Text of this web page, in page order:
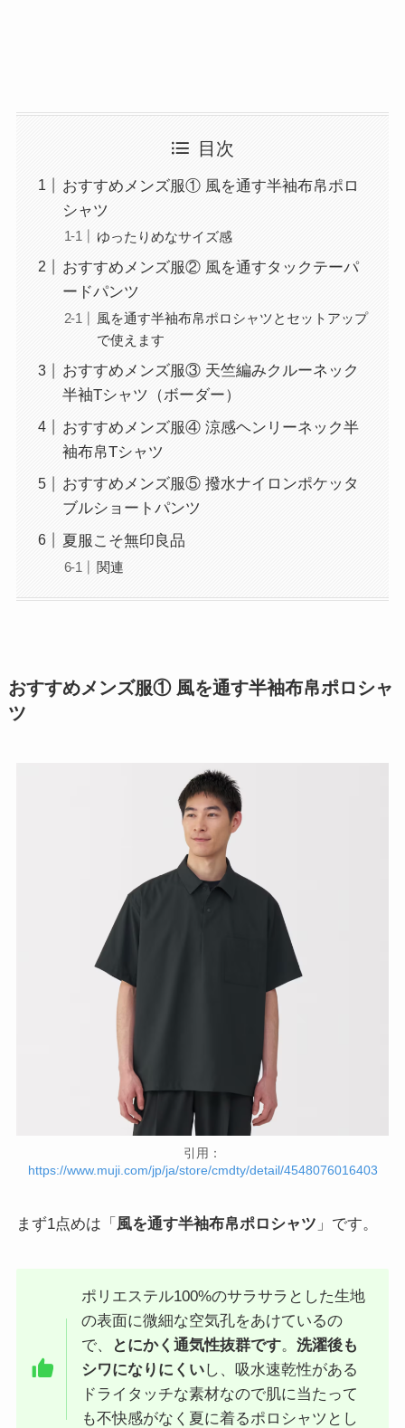
目次
おすすめメンズ服① 風を通す半袖布帛ポロ
シャツ
ゆったりめなサイズ感
おすすめメンズ服② 風を通すタックテーパ
ードパンツ
風を通す半袖布帛ポロシャツとセットアップ
で使えます
おすすめメンズ服③ 天竺編みクルーネック
半袖Tシャツ（ボーダー）
おすすめメンズ服④ 涼感ヘンリーネック半
袖布帛Tシャツ
おすすめメンズ服⑤ 撥水ナイロンポケッタ
ブルショートパンツ
夏服こそ無印良品
関連
おすすめメンズ服① 風を通す半袖布帛ポロシャ
ツ
引用：
https://www.muji.com/jp/ja/store/cmdty/detail/4548076016403
まず1点めは「 風を通す半袖布帛ポロシャツ 」です。
ポリエステル100%のサラサラとした生地
の表面に微細な空気孔をあけているの
で、
とにかく通気性抜群です。洗濯後も
シワになりにくいし、吸水速乾性がある
ドライタッチな素材なので肌に当たって
も不快感がなく夏に着るポロシャツとし